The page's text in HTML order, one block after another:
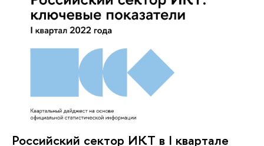
Российский сектор ИКТ в I квартале